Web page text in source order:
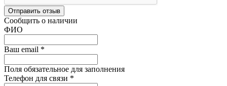
Отправить отзыв
Сообщить о наличии
ФИО
Ваш email *
Поля обязательное для заполнения
Телефон для связи *